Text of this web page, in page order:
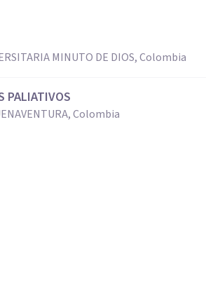
MINUTO DE DIOS, Colombia
PALIATIVOS
Colombia